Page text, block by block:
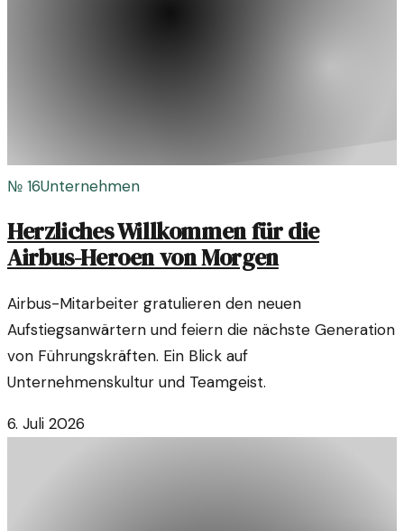
№ 16Unternehmen
Herzliches Willkommen für die
Airbus-Heroen von Morgen
Airbus-Mitarbeiter gratulieren den neuen
Aufstiegsanwärtern und feiern die nächste Generation
von Führungskräften. Ein Blick auf
Unternehmenskultur und Teamgeist.
6. Juli 2026